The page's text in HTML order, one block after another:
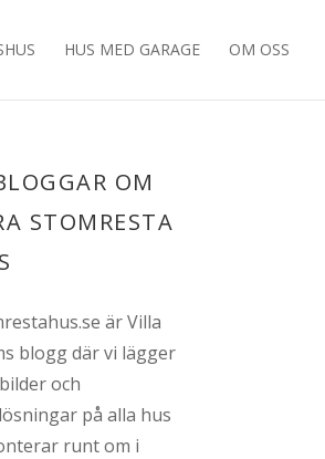
HUS MED GARAGE OM OSS
OM
STOMRESTA
är Villa
blogg där vi lägger
och
på alla hus
runt om i